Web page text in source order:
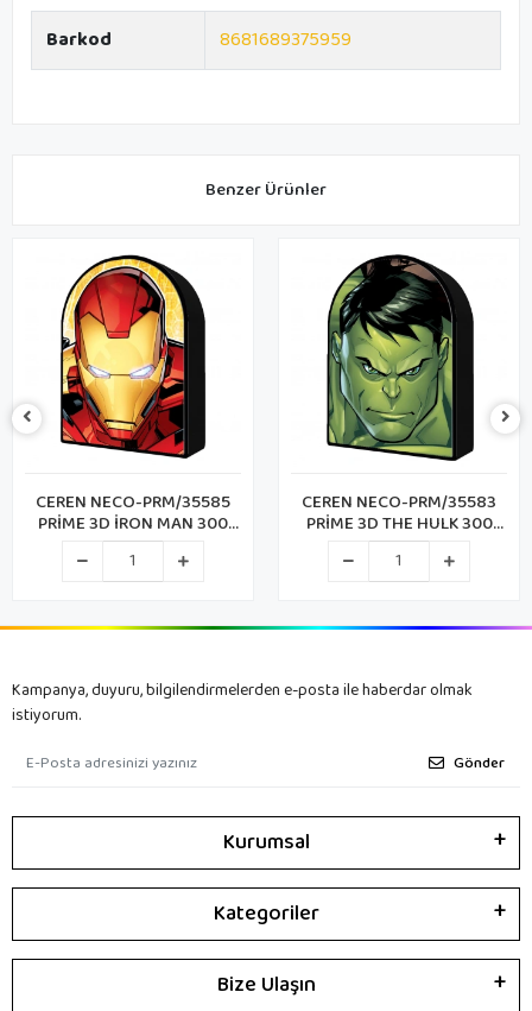
Barkod
8681689375959
Benzer Ürünler
CEREN NECO-PRM/35585
PRİME 3D İRON MAN 300
PARÇA PUZZLE
CEREN NECO-PRM/35583
PRİME 3D THE HULK 300
PARÇA PUZZLE METAL KUTU
Kampanya, duyuru, bilgilendirmelerden e-posta ile haberdar olmak
istiyorum.
Gönder
Kurumsal
Kategoriler
Bize Ulaşın